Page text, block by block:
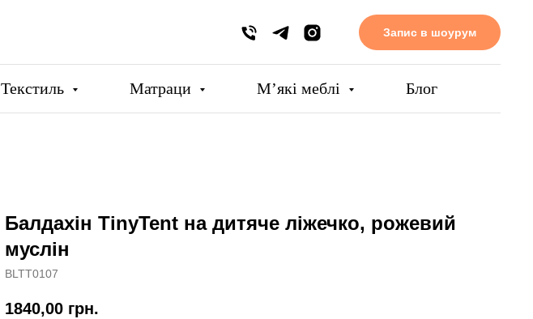
Запис в шоурум
Текстиль Матраци Мʼякі меблі Блог
Балдахін TinyTent на дитяче ліжечко, рожевий
муслін
BLTT0107
1840,00 грн.